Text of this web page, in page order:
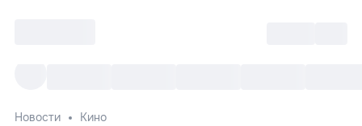
Новости Кино